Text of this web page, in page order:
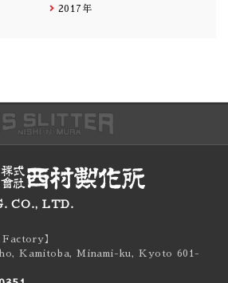
2017年
CO., LTD.
】
Kamitoba, Minami-ku,Kyoto 601-